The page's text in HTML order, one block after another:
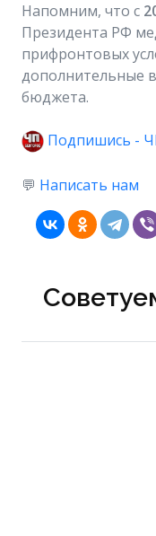
Напомним, что с
Президента РФ
прифронтовых
дополнительные
бюджета.
Подпишись -
💬 Написать нам